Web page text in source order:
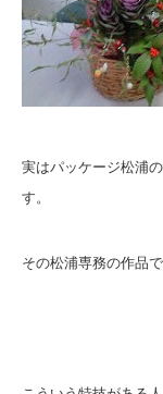
実はパッケージ松浦
す。
その松浦専務の作品で